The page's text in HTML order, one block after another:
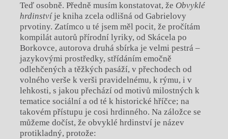
Teď osobně. Předně musím konstatovat, že Obvyklé
hrdinstvíje kniha zcela odlišná od Gabrielovy
prvotiny. Zatímco u té jsem měl pocit, že pročítám
kompilát autorů přírodní lyriky, od Skácela po
Borkovce, autorova druhá sbírka je velmi pestrá –
jazykovými prostředky, střídáním emočně
odlehčených a těžkých pasáží, v přechodech od
volného verše k verši pravidelnému, k rýmu, i v
lehkosti, s jakou přechází od motivů milostných k
tematice sociální a od té k historické hříčce; na
takovém přístupu je cosi hrdinného. Na záložce se
můžeme dočíst, že obvyklé hrdinství je název
protikladný, protože: